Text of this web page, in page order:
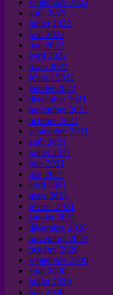
septembre 2022
août 2022
juillet 2022
juin 2022
mai 2022
avril 2022
mars 2022
février 2022
janvier 2022
décembre 2021
novembre 2021
octobre 2021
septembre 2021
août 2021
juillet 2021
juin 2021
mai 2021
avril 2021
mars 2021
février 2021
janvier 2021
décembre 2020
novembre 2020
octobre 2020
septembre 2020
août 2020
juillet 2020
juin 2020